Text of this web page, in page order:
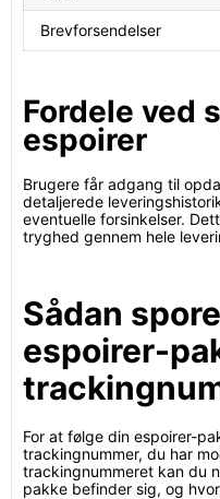
Brevforsendelser
Fordele ved
espoirer
Brugere får adgang til
detaljerede
eventuelle forsinkelser.
tryghed gennem hele
Sådan
espoirer-
For at følge din espoirer-
trackingnummer, du har
trackingnummeret kan du
pakke befinder sig, og